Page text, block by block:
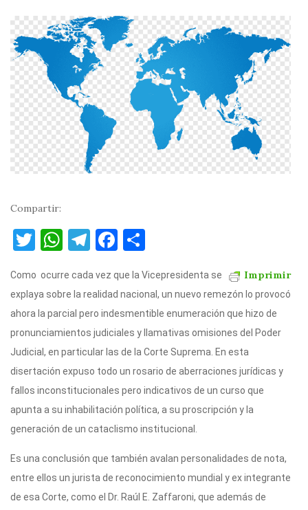
Compartir:
T
it
te
r
W
at
s
A
p
p
T
e
gr
a
m
F
c
e
b
o
o
k
m
p
ar
ti
r
Imprimir
Como ocurre cada vez que la Vicepresidenta se
explaya sobre la realidad nacional, un nuevo remezón lo provocó
ahora la parcial pero indesmentible enumeración que hizo de
pronunciamientos judiciales y llamativas omisiones del Poder
Judicial, en particular las de la Corte Suprema. En esta
disertación expuso todo un rosario de aberraciones jurídicas y
fallos inconstitucionales pero indicativos de un curso que
apunta a su inhabilitación política, a su proscripción y la
generación de un cataclismo institucional.
Es una conclusión que también avalan personalidades de nota,
entre ellos un jurista de reconocimiento mundial y ex integrante
de esa Corte, como el Dr. Raúl E. Zaffaroni, que además de